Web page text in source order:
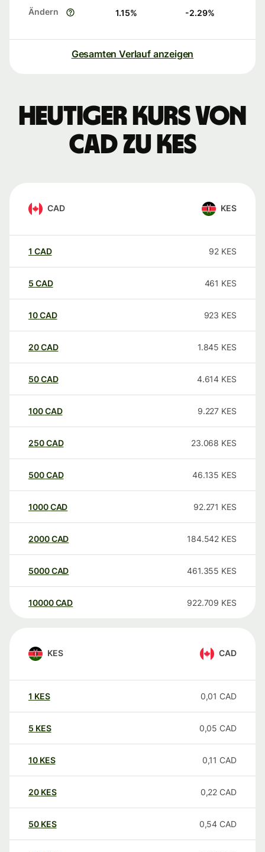
Ändern 1.15% -2.29%
Gesamten Verlauf anzeigen
Heutiger Kurs von
CAD zu KES
CAD KES
1 CAD 92 KES
5 CAD 461 KES
10CAD 923 KES
20CAD 1.845 KES
50CAD 4.614 KES
100CAD 9.227 KES
250CAD 23.068 KES
500CAD 46.135 KES
1000CAD 92.271 KES
2000CAD 184.542 KES
5000CAD 461.355 KES
10000 CAD 922.709 KES
KES CAD
1 KES 0,01 CAD
5 KES 0,05 CAD
10 KES 0,11 CAD
20 KES 0,22 CAD
50 KES 0,54 CAD